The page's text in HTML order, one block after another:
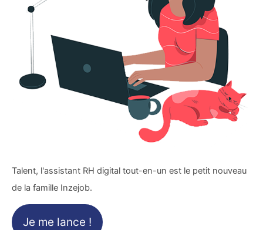
Talent, l'assistant RH digital tout-en-un est le petit nouveau
de la famille Inzejob.
Je me lance !